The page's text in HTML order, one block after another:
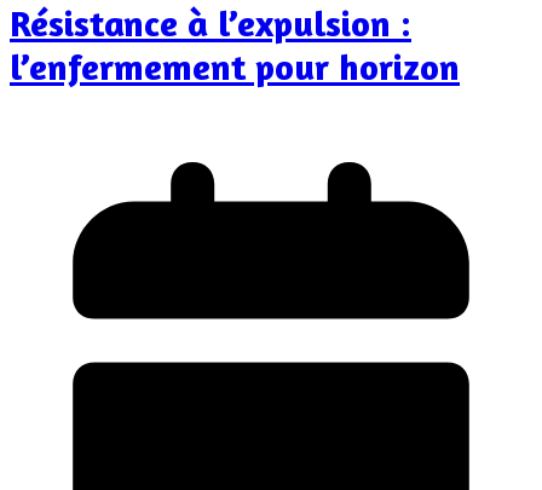
Résistance à l’expulsion :
l’enfermement pour horizon